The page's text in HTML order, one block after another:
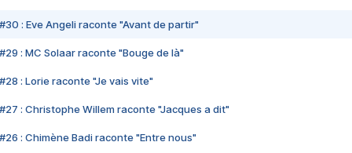
#30 : Eve Angeli raconte "Avant de partir"
#29 : MC Solaar raconte "Bouge de là"
#28 : Lorie raconte "Je vais vite"
#27 : Christophe Willem raconte "Jacques a dit"
#26 : Chimène Badi raconte "Entre nous"